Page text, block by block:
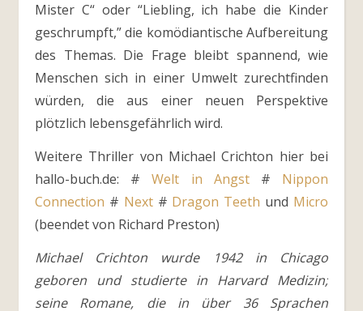
Mister C“ oder “Liebling, ich habe die Kinder
geschrumpft,” die komödiantische Aufbereitung
des Themas. Die Frage bleibt spannend, wie
Menschen sich in einer Umwelt zurechtfinden
würden, die aus einer neuen Perspektive
plötzlich lebensgefährlich wird.
Weitere Thriller von Michael Crichton hier bei
hallo-buch.de: #Welt in Angst# Nippon
Connection # Next# Dragon Teeth und Micro
(beendet von Richard Preston)
Michael Crichton wurde 1942 in Chicago
geboren und studierte in Harvard Medizin;
seine Romane, die in über 36 Sprachen